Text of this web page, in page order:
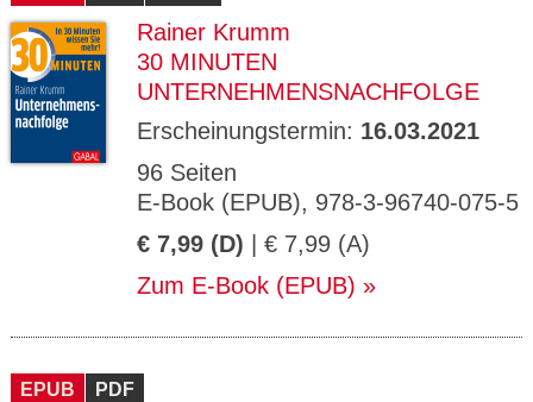
Rainer Krumm
30 MINUTEN
UNTERNEHMENSNACHFOLGE
Erscheinungstermin: 16.03.2021
96 Seiten
E-Book (EPUB), 978-3-96740-075-5
€ 7,99 (D) | € 7,99 (A)
Zum E-Book (EPUB)
EPUB PDF
GV_CO
OKIES
gabal-
Speichert den Zustimmungsstatus des
Domäne.